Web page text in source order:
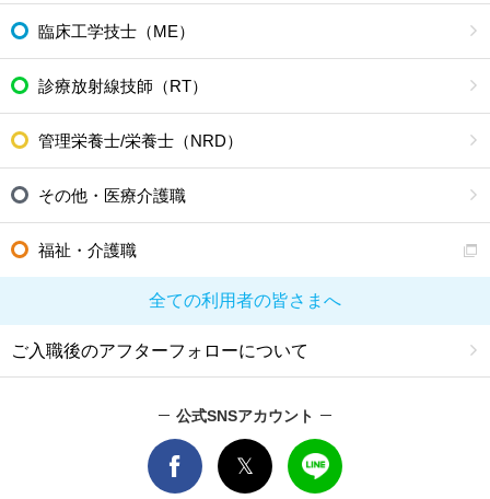
臨床工学技士（ME）
診療放射線技師（RT）
管理栄養士/栄養士（NRD）
その他・医療介護職
福祉・介護職
全ての利用者の皆さまへ
ご入職後のアフターフォローについて
公式SNSアカウント